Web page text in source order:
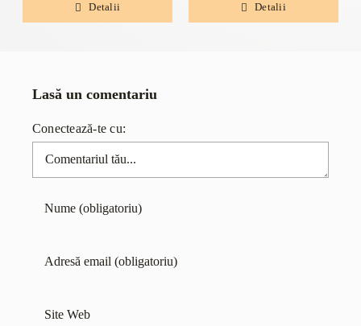
Detalii Detalii
Lasă un comentariu
Conectează-te cu:
Comentariu